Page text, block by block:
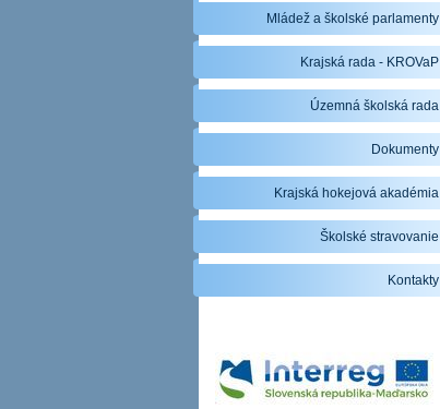
Mládež a školské parlamenty
Krajská rada - KROVaP
Územná školská rada
Dokumenty
Krajská hokejová akadémia
Školské stravovanie
Kontakty